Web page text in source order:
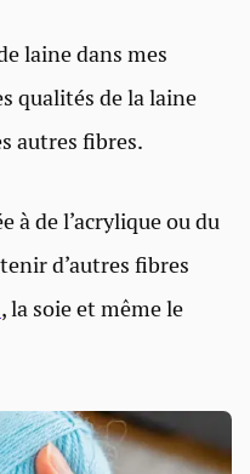
laine dans mes
qualités de la laine
autres fibres.
à de l’acrylique ou du
d’autres fibres
, la soie et même le